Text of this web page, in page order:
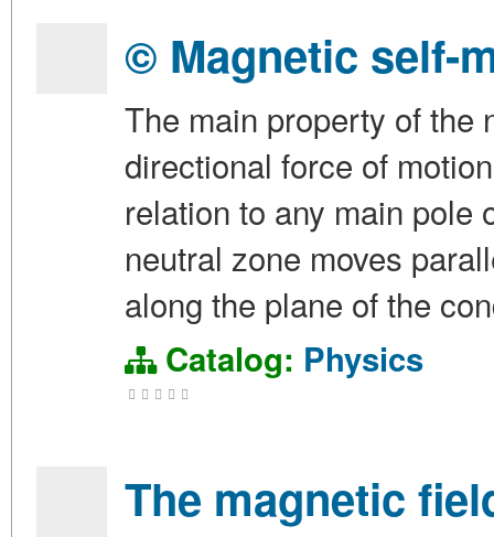
© Magnetic self-
The main property of the
directional force of
relation to any main pole
neutral zone moves
along the plane of the
Catalog: Physics
The magnetic